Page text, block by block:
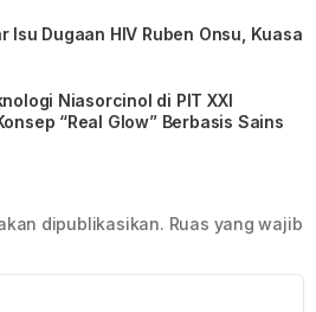
Isu Dugaan HIV Ruben Onsu, Kuasa
Niasorcinol di PIT XXI
“Real Glow” Berbasis Sains
dipublikasikan. Ruas yang wajib